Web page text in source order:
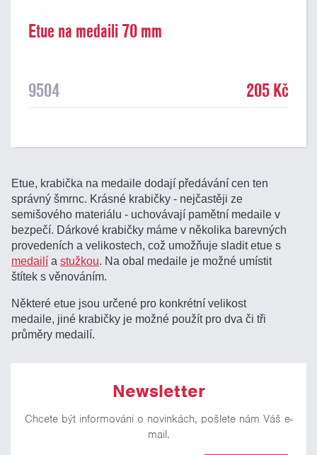
Etue na medaili 70 mm
9504 205 Kč
Etue, krabička na medaile dodají předávání cen ten
správný šmrnc. Krásné krabičky - nejčastěji ze
semišového materiálu - uchovávají pamětní medaile v
bezpečí. Dárkové krabičky máme v několika barevných
provedeních a velikostech, což umožňuje sladit etue s
medailíastužkou. Na obal medaile je možné umístit
štítek s věnováním.
Některé etue jsou určené pro konkrétní velikost
medaile, jiné krabičky je možné použít pro dva či tři
průměry medailí.
Newsletter
Chcete být informováni o novinkách, pošlete nám Váš e-
mail.